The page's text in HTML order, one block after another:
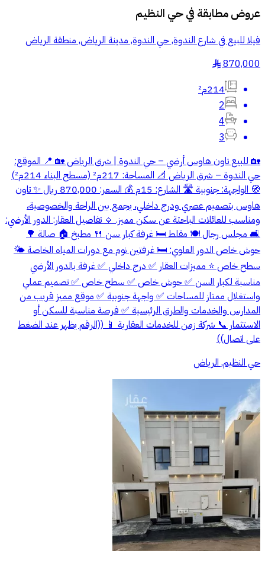
عروض مطابقة فيحي النظيم
فيلا للبيع في شارع الندوة, حي الندوة, مدينة الرياض, منطقة الرياض
870,000
§
214م²
2
4
3
🏡 للبيع تاون هاوس أرضي – حي الندوة | شرق الرياض 🏡 📍 الموقع:
حي الندوة – شرق الرياض 📐 المساحة: 217م² (مسطح البناء 214م²)
🧭 الواجهة: جنوبية 🛣️ الشارع: 15م 💰 السعر: 870,000 ريال ✨ تاون
هاوس بتصميم عصري ودرج داخلي، يجمع بين الراحة والخصوصية،
ومناسب للعائلات الباحثة عن سكن مميز. 🔹 تفاصيل العقار: الدور الأرضي:
🛋️ مجلس رجال 🍽️ مقلط 🛏️ غرفة كبار سن 🍴 مطبخ 🏠 صالة 🌳
حوش خاص الدور العلوي: 🛏️ غرفتين نوم مع دورات المياه الخاصة 🌤️
سطح خاص ⭐ مميزات العقار ✅ درج داخلي ✅ غرفة بالدور الأرضي
مناسبة لكبار السن ✅ حوش خاص ✅ سطح خاص ✅ تصميم عملي
واستغلال ممتاز للمساحات ✅ واجهة جنوبية ✅ موقع مميز قريب من
المدارس والخدمات والطرق الرئيسية ✅ فرصة مناسبة للسكن أو
الاستثمار 📞 شركة زمن للخدمات العقارية 📱 ((الرقم يظهر عند الضغط
على اتصال))
حي النظيم, الرياض